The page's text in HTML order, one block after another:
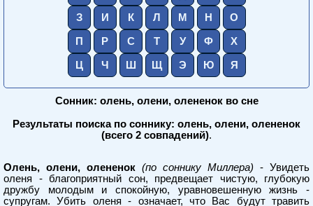
З И К Л М Н О
П Р С Т У Ф Х
Ц Ч Ш Щ Э Ю Я
Сонник: олень, олени, олененок во сне
Результаты поиска по соннику: олень, олени, олененок
(всего 2 совпадений).
Олень, олени, олененок (по соннику Миллера) - Увидеть
оленя - благоприятный сон, предвещает чистую, глубокую
дружбу молодым и спокойную, уравновешенную жизнь -
супругам. Убить оленя - означает, что Вас будут травить